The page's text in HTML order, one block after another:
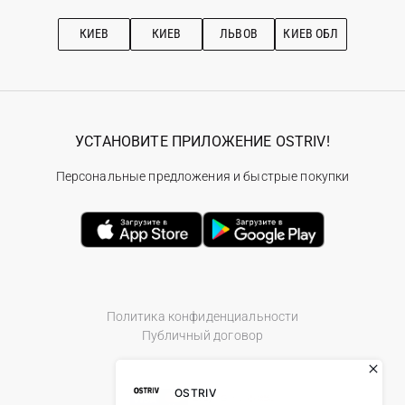
Рекомендации по уходу
КИЕВ КИЕВ ЛЬВОВ КИЕВ ОБЛ
Политика конфиденциальности
Публичный договор
УСТАНОВИТЕ ПРИЛОЖЕНИЕ OSTRIV!
Персональные предложения и быстрые покупки